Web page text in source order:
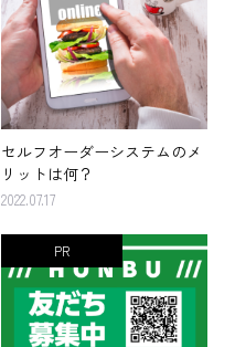
セルフオーダーシステムのメ
リットは何？
2022.07.17
PR